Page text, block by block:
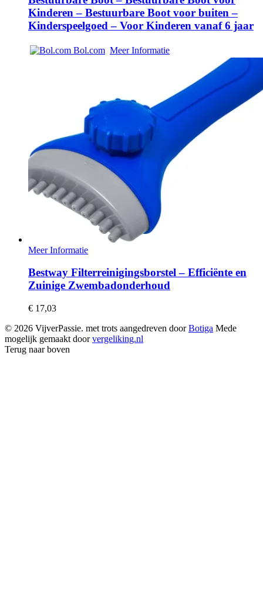
Kinderen – Bestuurbare Boot voor buiten –
Kinderspeelgoed – Voor Kinderen vanaf 6 jaar
Bol.com Meer Informatie
Meer Informatie
Bestway Filterreinigingsborstel – Efficiënte en
Zuinige Zwembadonderhoud
€ 17,03
© 2026 VijverPassie. met trots aangedreven doorBotiga Mede
mogelijk gemaakt doorvergeliking.nl
Terug naar boven